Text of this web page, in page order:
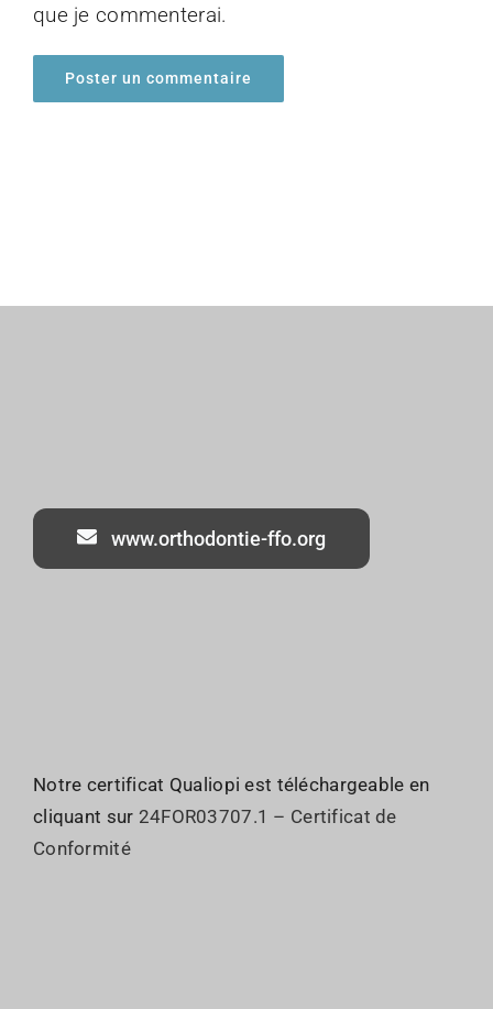
que je commenterai.
www.orthodontie-ffo.org
Notre certificat Qualiopi est téléchargeable en
cliquant sur 24FOR03707.1 – Certificat de
Conformité